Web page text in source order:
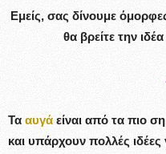
Εμείς, σας δίνουμε
θα βρείτε την
Τα αυγά είναι από τα πιο
και υπάρχουν πολλές